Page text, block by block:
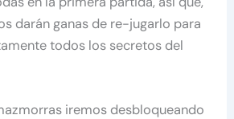
darán ganas de re-jugarlo para
todos los secretos del
iremos desbloqueando